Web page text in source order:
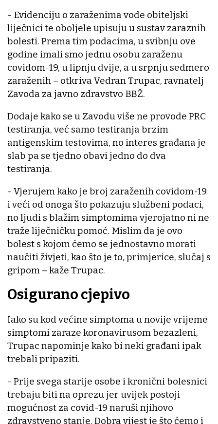
- Evidenciju o zaraženima vode obiteljski
liječnici te oboljele upisuju u sustav zaraznih
bolesti. Prema tim podacima, u svibnju ove
godine imali smo jednu osobu zaraženu
covidom-19, u lipnju dvije, a u srpnju sedmero
zaraženih – otkriva Vedran Trupac, ravnatelj
Zavoda za javno zdravstvo BBŽ.
Dodaje kako se u Zavodu više ne provode PRC
testiranja, već samo testiranja brzim
antigenskim testovima, no interes građana je
slab pa se tjedno obavi jedno do dva
testiranja.
- Vjerujem kako je broj zaraženih covidom-19
i veći od onoga što pokazuju službeni podaci,
no ljudi s blažim simptomima vjerojatno ni ne
traže liječničku pomoć. Mislim da je ovo
bolest s kojom ćemo se jednostavno morati
naučiti živjeti, kao što je to, primjerice, slučaj s
gripom – kaže Trupac.
Osigurano cjepivo
Iako su kod većine simptoma u novije vrijeme
simptomi zaraze koronavirusom bezazleni,
Trupac napominje kako bi neki građani ipak
trebali pripaziti.
- Prije svega starije osobe i kronični bolesnici
trebaju biti na oprezu jer uvijek postoji
mogućnost za covid-19 naruši njihovo
zdravstveno stanje. Dobra vijest je što ćemo i